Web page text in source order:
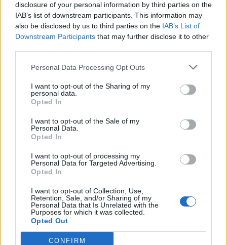
disclosure of your personal information by third parties on the
IAB’s list of downstream participants. This information may
also be disclosed by us to third parties on the IAB’s List of
Downstream Participants that may further disclose it to other
Personal Data Processing Opt Outs
I want to opt-out of the Sharing of my
personal data.
Opted In
I want to opt-out of the Sale of my
Personal Data.
Opted In
I want to opt-out of processing my
Personal Data for Targeted Advertising.
Opted In
I want to opt-out of Collection, Use,
Retention, Sale, and/or Sharing of my
Personal Data that Is Unrelated with the
Purposes for which it was collected.
Opted Out
CONFIRM
Newsletter Citygen.gr
της Πολιτικής Προστασίας, του ESG, του Green
Business και των ΟΤΑ